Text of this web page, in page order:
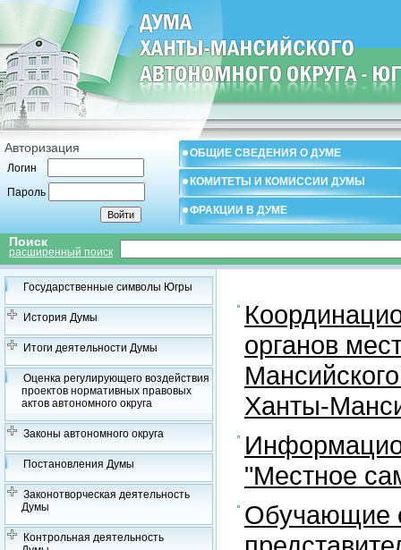
Авторизация
Логин
Пароль
ОБЩИЕ СВЕДЕНИЯ О ДУМЕ
КОМИТЕТЫ И КОМИССИИ ДУМЫ
ФРАКЦИИ В ДУМЕ
Поиск
расширенный поиск
Государственные символы Югры
История Думы
Итоги деятельности Думы
Оценка регулирующего воздействия
проектов нормативных правовых
актов автономного округа
Законы автономного округа
Постановления Думы
Законотворческая деятельность
Думы
Контрольная деятельность
органов
Ханты-
"Местное
Обучающие